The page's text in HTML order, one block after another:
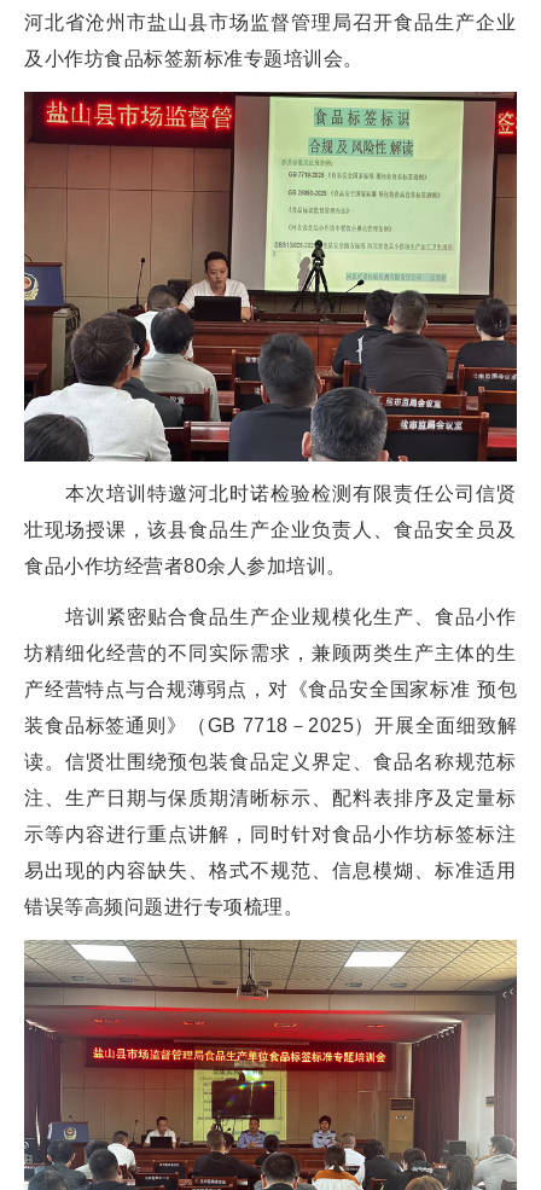
河北省沧州市盐山县市场监督管理局召开食品生产企业
及小作坊食品标签新标准专题培训会。
本次培训特邀河北时诺检验检测有限责任公司信贤
壮现场授课，该县食品生产企业负责人、食品安全员及
食品小作坊经营者80余人参加培训。
培训紧密贴合食品生产企业规模化生产、食品小作
坊精细化经营的不同实际需求，兼顾两类生产主体的生
产经营特点与合规薄弱点，对《食品安全国家标准 预包
装食品标签通则》（GB 7718－2025）开展全面细致解
读。信贤壮围绕预包装食品定义界定、食品名称规范标
注、生产日期与保质期清晰标示、配料表排序及定量标
示等内容进行重点讲解，同时针对食品小作坊标签标注
易出现的内容缺失、格式不规范、信息模煳、标准适用
错误等高频问题进行专项梳理。